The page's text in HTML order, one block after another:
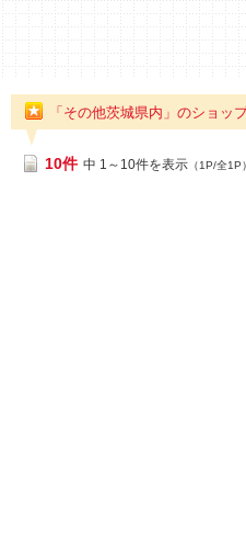
「その他茨城県内」のショッ
10件 中 1～10件を表示 （1P/全1P）